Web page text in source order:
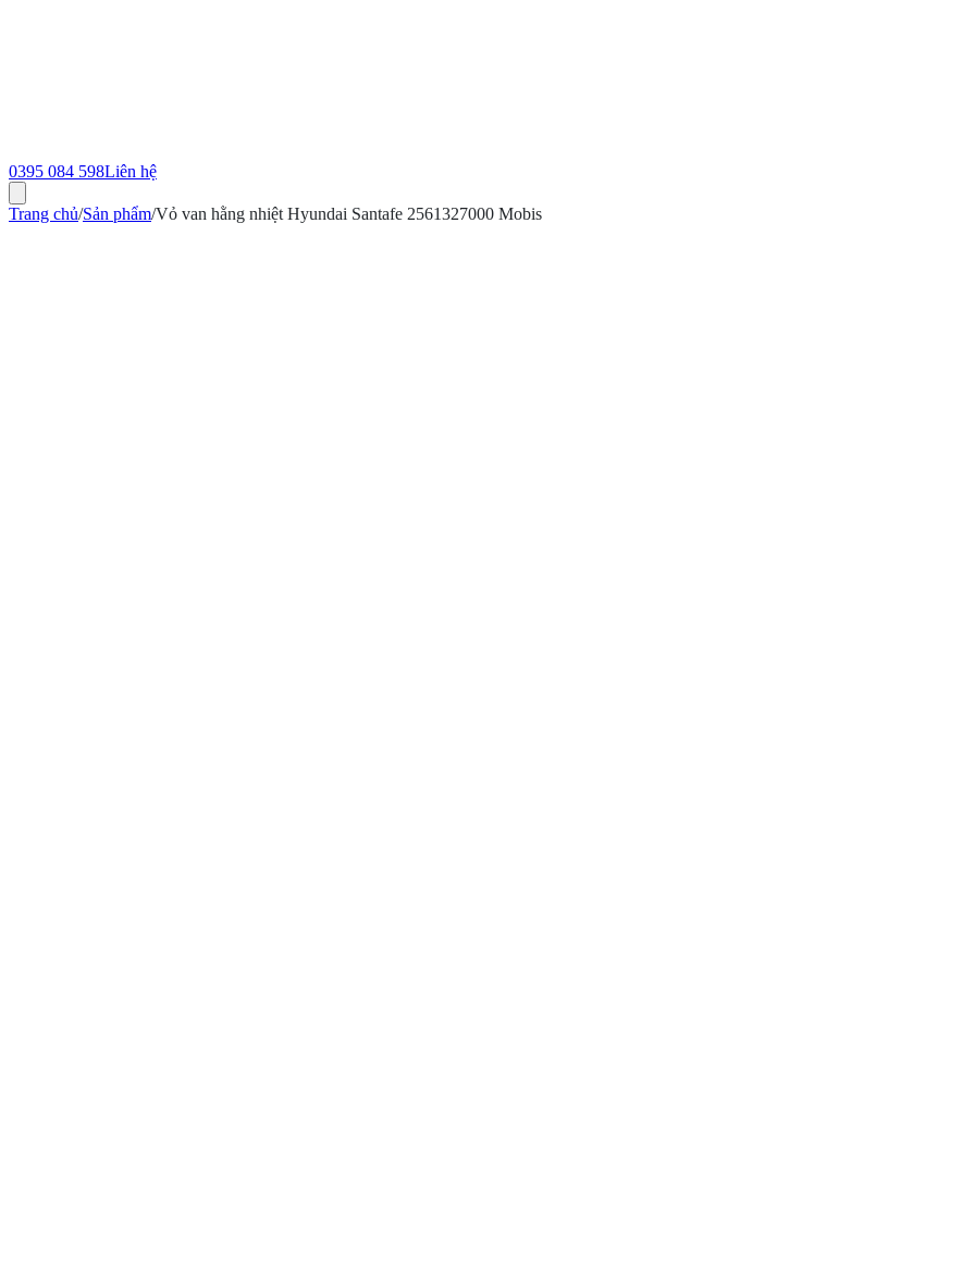
0395 084 598Liên hệ
Trang chủ/Sản phẩm/Vỏ van hằng nhiệt Hyundai Santafe 2561327000 Mobis